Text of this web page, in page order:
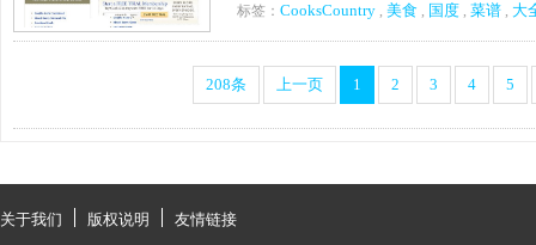
标签： CooksCountry , 美食 , 国度 , 菜谱 , 大
208条 上一页 1 2 3 4 5
关于我们 版权说明 友情链接